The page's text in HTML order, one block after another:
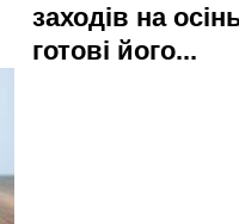
заходів на
готові його...